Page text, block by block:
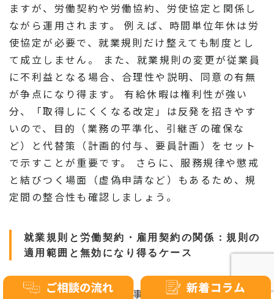
ますが、労働契約や労働協約、労使協定と関係し
ながら運用されます。 例えば、時間単位年休は労
使協定が必要で、就業規則だけ整えても制度とし
て成立しません。 また、就業規則の変更が従業員
に不利益となる場合、合理性や説明、同意の有無
が争点になり得ます。 有給休暇は権利性が強い
分、「取得しにくくなる改定」は反発を招きやす
いので、目的（業務の平準化、引継ぎの確保な
ど）と代替策（計画的付与、要員計画）をセット
で示すことが重要です。 さらに、服務規律や懲戒
と結びつく場面（虚偽申請など）もあるため、規
定間の整合性も確認しましょう。
就業規則と労働契約・雇用契約の関係：規則の
適用範囲と無効になり得るケース
就業規則は、原則として事業場の労働者に一律に